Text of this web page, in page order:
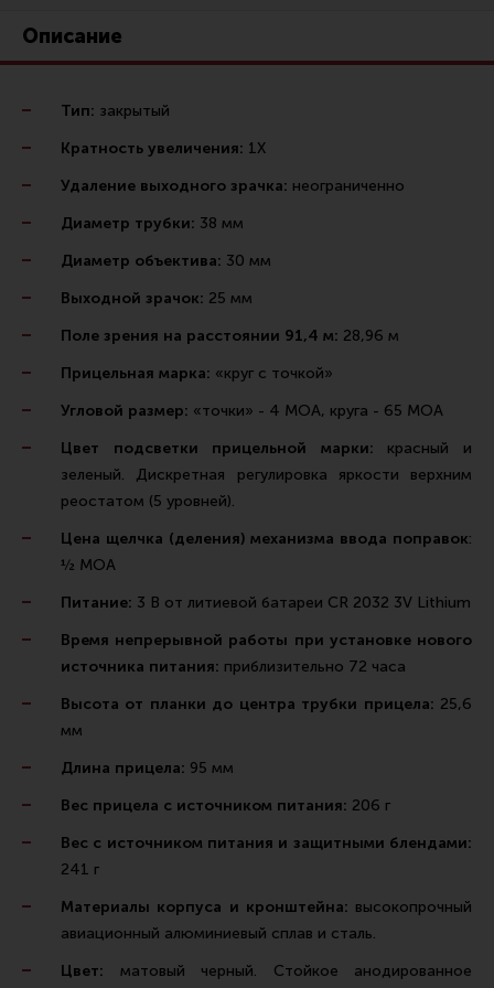
Другие аксессуары IPSC
Экипировка
Защита головы
Тактическая медицина
Чехлы, рюкзаки, сумки
Чистка, уход за оружием и релоадинг
Инструменты и другие аксессуары
Шомполы и наборы для чистки
Ершики, вишеры, переходники
Патчи
Релоадинг
Линия Огня Медиа
Описание
Тип: закрытый
Кратность увеличения: 1Х
Удаление выходного зрачка: неограниченно
Диаметр трубки: 38 мм
Диаметр объектива: 30 мм
Выходной зрачок: 25 мм
Поле зрения на расстоянии 91,4 м: 28,96 м
Прицельная марка: «круг с точкой»
Угловой размер: «точки» - 4 МОА, круга - 65 МОА
Цвет подсветки прицельной марки: красный и
зеленый. Дискретная регулировка яркости верхним
реостатом (5 уровней).
Цена щелчка (деления) механизма ввода поправок:
½ МОА
Питание: 3 В от литиевой батареи CR 2032 3V Lithium
Время непрерывной работы при установке нового
источника питания: приблизительно 72 часа
Высота от планки до центра трубки прицела: 25,6
мм
Длина прицела: 95 мм
Вес прицела с источником питания: 206 г
Вес с источником питания и защитными блендами:
241 г
Материалы корпуса и кронштейна: высокопрочный
авиационный алюминиевый сплав и сталь.
Цвет: матовый черный. Стойкое анодированное